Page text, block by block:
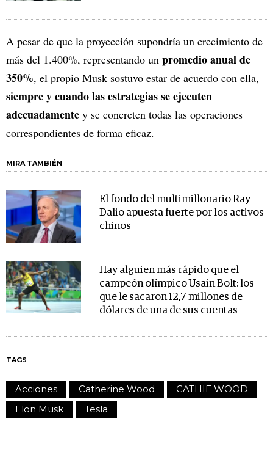
A pesar de que la proyección supondría un crecimiento de
más del 1.400%, representando un promedio anual de
350%, el propio Musk sostuvo estar de acuerdo con ella,
siempre y cuando las estrategias se ejecuten
adecuadamente y se concreten todas las operaciones
correspondientes de forma eficaz.
MIRA TAMBIÉN
El fondo del multimillonario Ray
Dalio apuesta fuerte por los activos
chinos
Hay alguien más rápido que el
campeón olímpico Usain Bolt: los
que le sacaron 12,7 millones de
dólares de una de sus cuentas
TAGS
Acciones Catherine Wood
CATHIE WOOD
Elon Musk
Tesla